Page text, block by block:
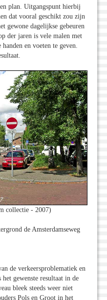
plan. Uitgangspunt hierbij
dat vooral geschikt zou zijn
gewone dagelijkse gebeuren
der jaren is vele malen met
en voeten te geven.
collectie - 2007)
de Amsterdamseweg
de verkeersproblematiek en
gewenste resultaat in de
bleek steeds weer niet
Pols en Groot in het